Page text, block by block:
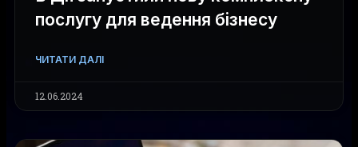
послугу для ведення бізнесу
ЧИТАТИ ДАЛІ
12.06.2024